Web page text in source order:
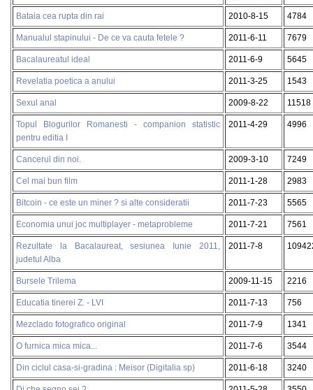
Bataia cea rupta din rai 2010-8-15 4784
Manualul stapinului - De ce va cauta fetele ? 2011-6-11 7679
Bacalaureatul ideal 2011-6-9 5645
Revelatia poetica a anului 2011-3-25 1543
Sexul anal 2009-8-22 11518
Topul Blogurilor Romanesti - companion statistic
pentru editia I
2011-4-29 4996
Cancerul din noi. 2009-3-10 7249
Cel mai bun film 2011-1-28 2983
Bitcoin - ce este un miner ? si alte consideratii 2011-7-23 5565
Economia unui joc multiplayer - metaprobleme 2011-7-21 7561
Rezultate la Bacalaureat, sesiunea Iunie 2011,
judetul Alba
2011-7-8
Bursele Trilema 2009-11-15 2216
Educatia tinerei Z. - LVI 2011-7-13 756
Mezclado fotografico original 2011-7-9 1341
O furnica mica mica... 2011-7-6 3544
Din ciclul casa-si-gradina : Meisor (Digitalia sp) 2011-6-18 3240